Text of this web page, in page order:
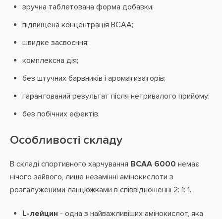
зручна таблетована форма добавки;
підвищена концентрація BCAA;
швидке засвоєння;
комплексна дія;
без штучних барвників і ароматизаторів;
гарантований результат після нетривалого прийому;
без побічних ефектів.
Особливості складу
В складі спортивного харчування BCAA 6000 немає
нічого зайвого, лише незамінні амінокислоти з
розгалуженими ланцюжками в співвідношенні 2: 1: 1.
L-лейцин - одна з найважливіших амінокислот, яка